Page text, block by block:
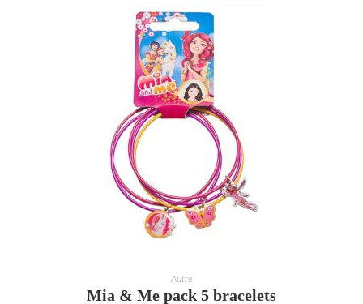
AJOUTER AU PANIER
Autre
Mia & Me pack 5 bracelets